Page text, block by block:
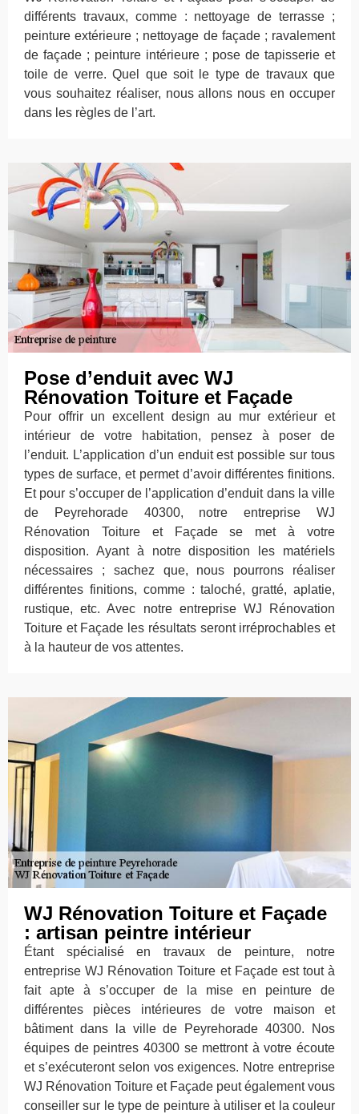
différents travaux, comme : nettoyage de terrasse ;
peinture extérieure ; nettoyage de façade ; ravalement
de façade ; peinture intérieure ; pose de tapisserie et
toile de verre. Quel que soit le type de travaux que
vous souhaitez réaliser, nous allons nous en occuper
dans les règles de l’art.
Pose d’enduit avec WJ
Rénovation Toiture et Façade
Pour offrir un excellent design au mur extérieur et
intérieur de votre habitation, pensez à poser de
l’enduit. L’application d’un enduit est possible sur tous
types de surface, et permet d’avoir différentes finitions.
Et pour s’occuper de l’application d’enduit dans la ville
de Peyrehorade 40300, notre entreprise WJ
Rénovation Toiture et Façade se met à votre
disposition. Ayant à notre disposition les matériels
nécessaires ; sachez que, nous pourrons réaliser
différentes finitions, comme : taloché, gratté, aplatie,
rustique, etc. Avec notre entreprise WJ Rénovation
Toiture et Façade les résultats seront irréprochables et
à la hauteur de vos attentes.
WJ Rénovation Toiture et Façade
: artisan peintre intérieur
Étant spécialisé en travaux de peinture, notre
entreprise WJ Rénovation Toiture et Façade est tout à
fait apte à s’occuper de la mise en peinture de
différentes pièces intérieures de votre maison et
bâtiment dans la ville de Peyrehorade 40300. Nos
équipes de peintres 40300 se mettront à votre écoute
et s’exécuteront selon vos exigences. Notre entreprise
WJ Rénovation Toiture et Façade peut également vous
conseiller sur le type de peinture à utiliser et la couleur